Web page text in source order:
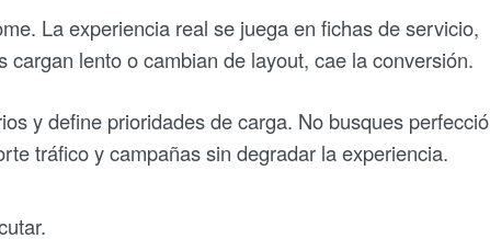
La experiencia real se juega en fichas de servicio,
lento o cambian de layout, cae la conversión.
y define prioridades de carga. No busques
tráfico y campañas sin degradar la experiencia.